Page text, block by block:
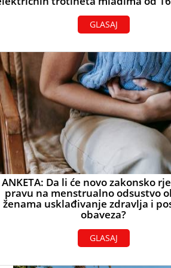
GLASAJ
ANKETA: Da li će novo zakonsko
pravu na menstrualno odsustvo
ženama usklađivanje zdravlja i
obaveza?
GLASAJ